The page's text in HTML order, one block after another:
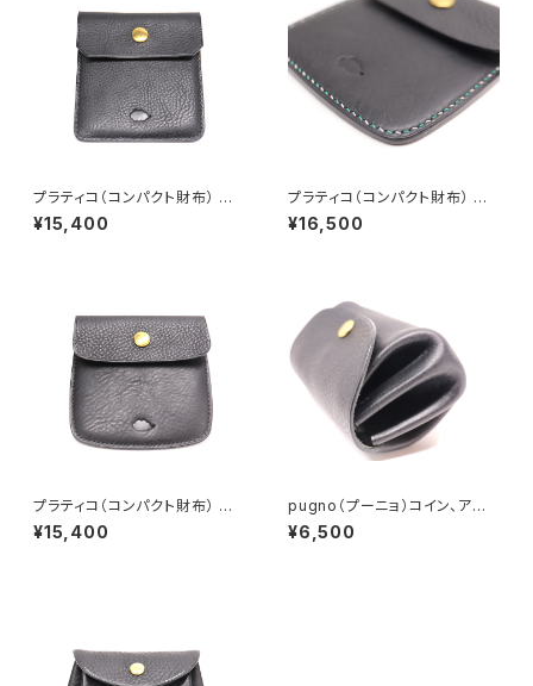
プラティコ（コンパクト財布） サ
イドラインストレート（ブラックス
テッチ） 総手縫い仕上げ
¥15,400
プラティコ（コンパクト財布） サ
イドラインアーチ（２色ステッチ・
グリーン×ホワイト）総手縫い仕
¥16,500
プラティコ（コンパクト財布） サ
イドラインアーチ改（ブラックス
テッチ）総手縫い仕上げ
¥15,400
pugno（プーニョ）コイン、アク
セサリーケース ver.1 手縫い
仕上げ
¥6,500